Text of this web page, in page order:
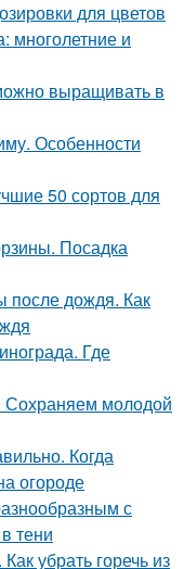
для цветов
многолетние и
выращивать в
Особенности
50 сортов для
Посадка
после дождя. Как
Где
Сохраняем молодой
Когда
огороде
с
тени
убрать горечь из